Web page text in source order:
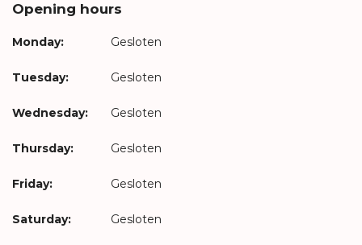
Opening hours
Monday: Gesloten
Tuesday: Gesloten
Wednesday: Gesloten
Thursday: Gesloten
Friday: Gesloten
Saturday: Gesloten